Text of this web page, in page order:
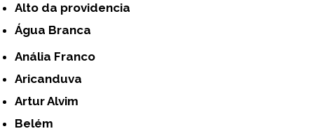
alto da providencia
Água Branca
Anália Franco
Aricanduva
Artur Alvim
Belém